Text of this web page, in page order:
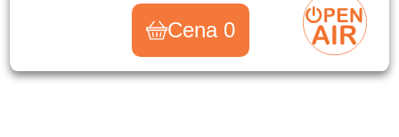
Cena 0